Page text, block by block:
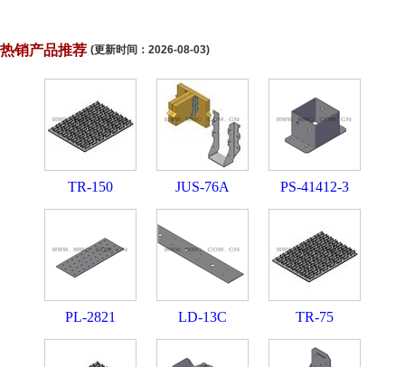
热销产品推荐 (更新时间： 2026-08-03)
TR-150 JUS-76A PS-41412-3
PL-2821 LD-13C TR-75